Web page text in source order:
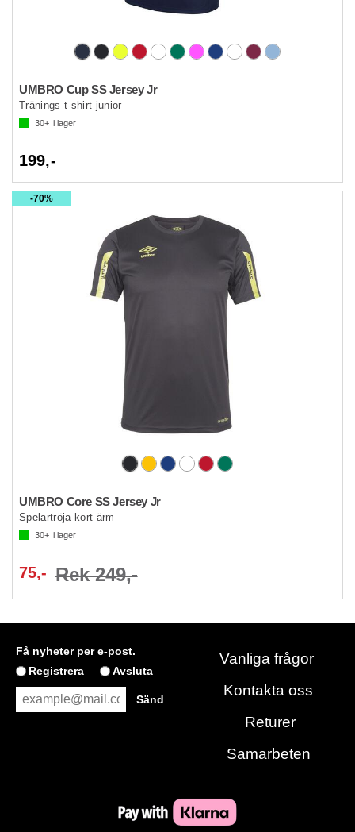
UMBRO Cup SS Jersey Jr
Tränings t-shirt junior
30+ i lager
199,-
70%
UMBRO Core SS Jersey Jr
Spelartröja kort ärm
30+ i lager
75,- Rek 249,-
Få nyheter per e-post.
Registrera
Avsluta
Vanliga frågor
Kontakta oss
Returer
Samarbeten